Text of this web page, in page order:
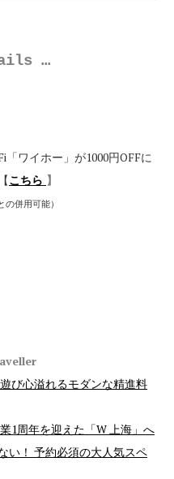
…
「ワイホー」が1000円OFFに
こちら 】
併用可能）
び心溢れるモダンな精進料
1周年を迎えた「W 上海」へ
い！ 予約必須の大人気スペ